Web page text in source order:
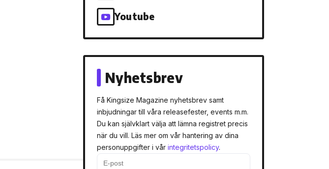
Youtube
Nyhetsbrev
Få Kingsize Magazine nyhetsbrev samt
inbjudningar till våra releasefester, events m.m.
Du kan självklart välja att lämna registret precis
när du vill. Läs mer om vår hantering av dina
personuppgifter i vår integritetspolicy.